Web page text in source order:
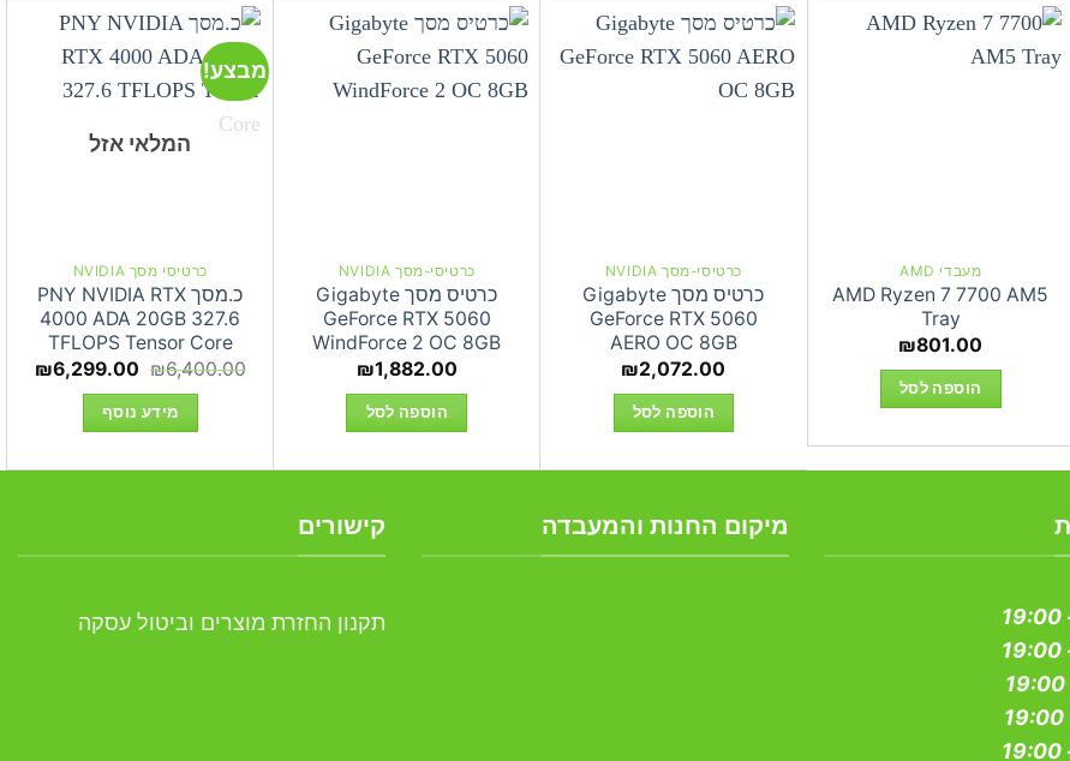
מעבדי AMD
AMD Ryzen 7 7700 AM5
Tray
₪801.00
הוספה לסל
כרטיסי-מסך NVIDIA
כרטיס מסך Gigabyte
GeForce RTX 5060
AERO OC 8GB
₪2,072.00
הוספה לסל
כרטיסי-מסך NVIDIA
כרטיס מסך Gigabyte
GeForce RTX 5060
WindForce 2 OC 8GB
₪1,882.00
הוספה לסל
מבצע!
המלאי אזל
כרטיסי מסך NVIDIA
כ.מסך PNY NVIDIA RTX
4000 ADA 20GB 327.6
TFLOPS Tensor Core
₪6,400.00 המחיר
היה:
₪6,400.00.
₪6,299.00
מידע נוסף
מיקום החנות והמעבדה קישורים
תקנון החזרת מוצרים וביטול עסקה